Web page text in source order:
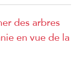
des arbres
en vue de la